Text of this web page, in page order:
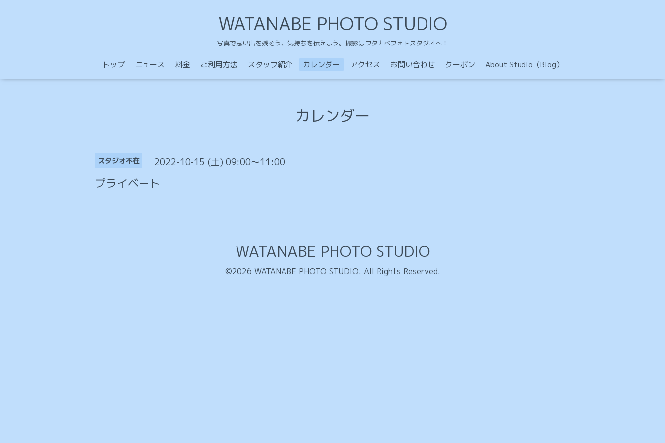
WATANABE PHOTO STUDIO
写真で思い出を残そう、気持ちを伝えよう。撮影はワタナベフォトスタジオへ！
トップ ニュース 料金 ご利用方法 スタッフ紹介 カレンダー アクセス お問い合わせ クーポン About Studio（Blog）
カレンダー
スタジオ不在 2022-10-15 (土) 09:00～11:00
プライベート
WATANABE PHOTO STUDIO
©2026 WATANABE PHOTO STUDIO. All Rights Reserved.